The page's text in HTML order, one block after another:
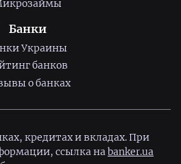
Банки
Украины
банков
о банках
кредитах и вкладах. При
ссылка наbanker.ua